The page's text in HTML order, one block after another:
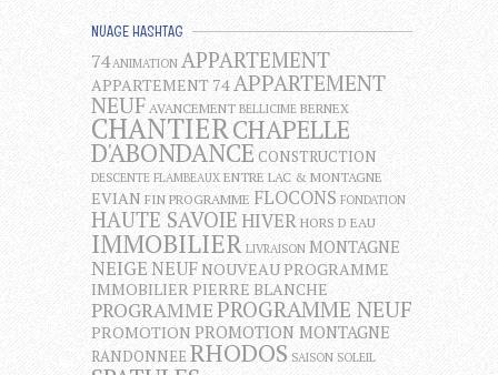
NUAGE HASHTAG
74 ANIMATION APPARTEMENT
APPARTEMENT 74APPARTEMENT
NEUF AVANCEMENT BELLICIME BERNEX
CHANTIERCHAPELLE
D'ABONDANCE CONSTRUCTION
DESCENTE FLAMBEAUX ENTRE LAC & MONTAGNE
EVIAN FIN PROGRAMME FLOCONS FONDATION
HAUTE SAVOIEHIVER HORS D EAU
IMMOBILIER LIVRAISON MONTAGNE
NEIGE NEUFNOUVEAU PROGRAMME
IMMOBILIERPIERRE BLANCHE
PROGRAMMEPROGRAMME NEUF
PROMOTION PROMOTION MONTAGNE
RANDONNEERHODOS SAISON SOLEIL